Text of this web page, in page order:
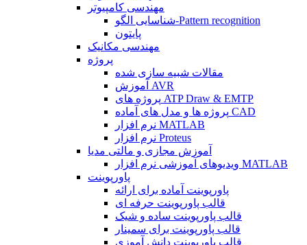
مهندسی کامپیوتر
شناسایی الگو-Pattern recognition
پایتون
مهندسی مکانیک
پروژه
مقالات شبیه سازی شده
آموزش AVR
پروژه های ATP Draw & EMTP
پروژه ها و مدل های آماده CAD
نرم افزار MATLAB
نرم افزار Proteus
آموزش مجازی و مالتی مدیا
ویدیوهای آموزشی نرم افزار MATLAB
پاورپوینت
پاورپوینت آماده برای ارائه
قالب پاورپوینت حرفه ای
قالب پاورپوینت ساده و شیک
قالب پاورپوینت برای سمینار
قالب پاورپوینت دانش آموزی